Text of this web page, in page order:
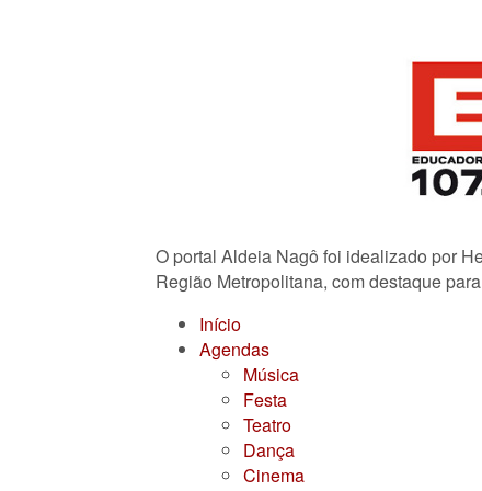
O portal Aldeia Nagô foi idealizado por
Região Metropolitana, com destaque
Início
Agendas
Música
Festa
Teatro
Dança
Cinema